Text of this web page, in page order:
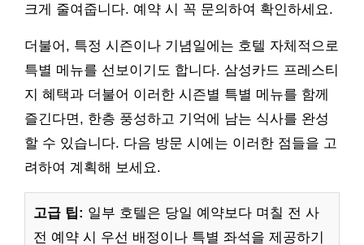
크게 줄여줍니다. 예약 시 꼭 문의하여 확인하세요.
더불어, 특정 시즌이나 기념일에는 호텔 자체적으로
특별 메뉴를 선보이기도 합니다. 삼성카드 프레스티
지 혜택과 더불어 이러한 시즌별 특별 메뉴를 함께
즐긴다면, 한층 풍성하고 기억에 남는 식사를 완성
할 수 있습니다. 다음 방문 시에는 이러한 점들을 고
려하여 계획해 보세요.
고급 팁: 일부 호텔은 당일 예약보다 며칠 전 사
전 예약 시 우선 배정이나 특별 좌석을 제공하기